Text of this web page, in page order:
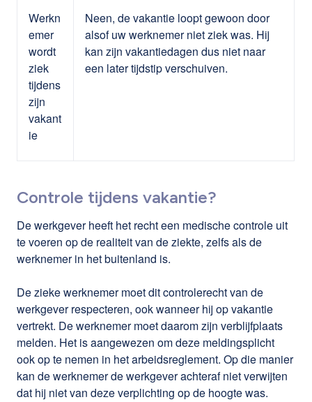
Werkn
emer
wordt
ziek
tijdens
zijn
vakant
ie
Neen, de vakantie loopt gewoon door
alsof uw werknemer niet ziek was. Hij
kan zijn vakantiedagen dus niet naar
een later tijdstip verschuiven.
Controle tijdens vakantie?
De werkgever heeft het recht een medische controle uit
te voeren op de realiteit van de ziekte, zelfs als de
werknemer in het buitenland is.
De zieke werknemer moet dit controlerecht van de
werkgever respecteren, ook wanneer hij op vakantie
vertrekt. De werknemer moet daarom zijn verblijfplaats
melden. Het is aangewezen om deze meldingsplicht
ook op te nemen in het arbeidsreglement. Op die manier
kan de werknemer de werkgever achteraf niet verwijten
dat hij niet van deze verplichting op de hoogte was.